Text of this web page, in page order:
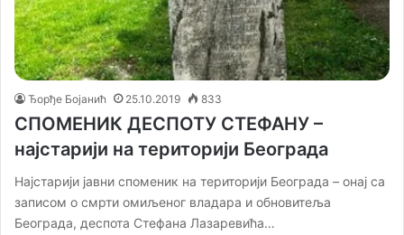
Ђорђе Бојанић 25.10.2019 833
СПОМЕНИК ДЕСПОТУ СТЕФАНУ –
најстарији на територији Београда
Најстарији јавни споменик на територији Београда – онај са
записом о смрти омиљеног владара и обновитеља
Београда, деспота Стефана Лазаревића…